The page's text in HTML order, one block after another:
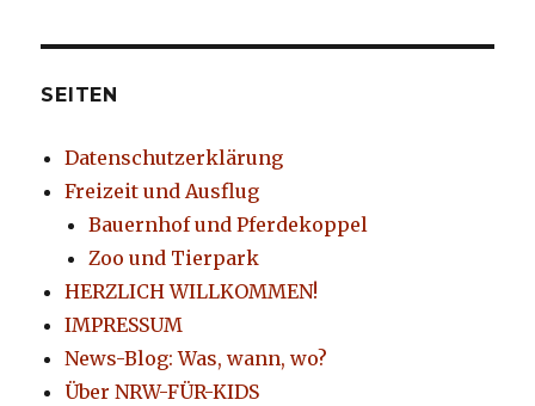
SEITEN
Datenschutzerklärung
Freizeit und Ausflug
Bauernhof und Pferdekoppel
Zoo und Tierpark
HERZLICH WILLKOMMEN!
IMPRESSUM
News-Blog: Was, wann, wo?
Über NRW-FÜR-KIDS